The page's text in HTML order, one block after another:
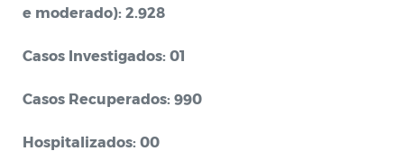
e moderado): 2.928
Casos Investigados: 01
Casos Recuperados: 990
Hospitalizados: 00